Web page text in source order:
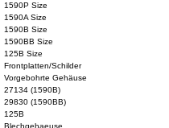
1590P Size
1590A Size
1590B Size
1590BB Size
125B Size
Frontplatten/Schilder
Vorgebohrte Gehäuse
27134 (1590B)
29830 (1590BB)
125B
Blechgehaeuse